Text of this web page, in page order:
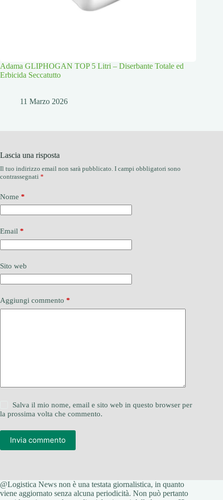
Adama GLIPHOGAN TOP 5 Litri – Diserbante Totale ed
Erbicida Seccatutto
11 Marzo 2026
Lascia una risposta
Il tuo indirizzo email non sarà pubblicato. I campi obbligatori sono
contrassegnati *
Nome *
Email *
Sito web
Aggiungi commento *
Salva il mio nome, email e sito web in questo browser per
la prossima volta che commento.
Invia commento
@Logistica News non è una testata giornalistica, in quanto
viene aggiornato senza alcuna periodicità. Non può pertanto